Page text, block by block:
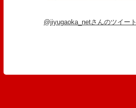
@jiyugaoka_netさんのツイート